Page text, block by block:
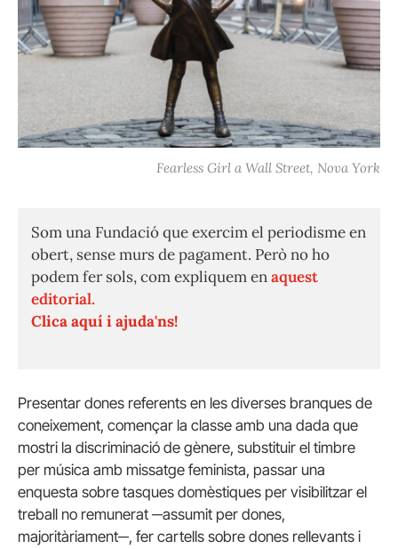
Fearless Girl a Wall Street, Nova York
Som una Fundació que exercim el periodisme en
obert, sense murs de pagament. Però no ho
podem fer sols, com expliquem enaquest
editorial.
Clica aquí i ajuda'ns!
Presentar dones referents en les diverses branques de
coneixement, començar la classe amb una dada que
mostri la discriminació de gènere, substituir el timbre
per música amb missatge feminista, passar una
enquesta sobre tasques domèstiques per visibilitzar el
treball no remunerat ─assumit per dones,
majoritàriament─, fer cartells sobre dones rellevants i